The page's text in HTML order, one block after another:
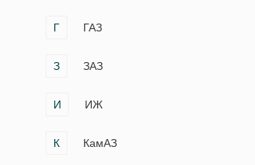
Г ГАЗ
З ЗАЗ
И ИЖ
К КамАЗ